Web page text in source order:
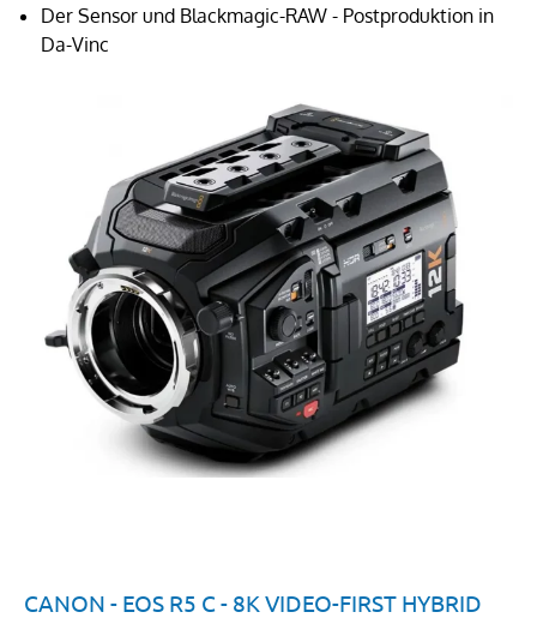
Der Sensor und Blackmagic-RAW - Postproduktion in
Da-Vinc
CANON - EOS R5 C - 8K VIDEO-FIRST HYBRID